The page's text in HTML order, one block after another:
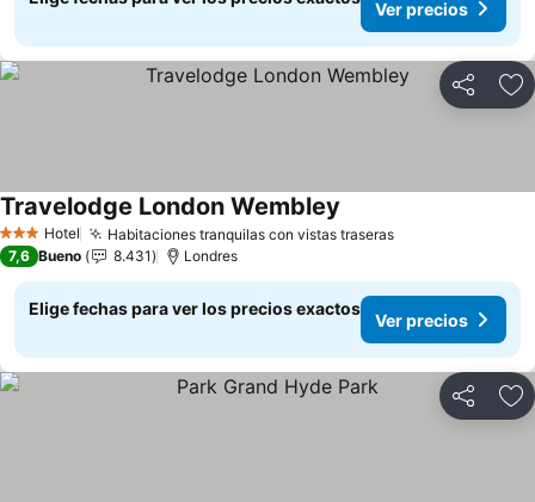
Ver precios
Compartir
3 Estrellas
Hotel Habitaciones tranquilas con vistas traseras
Travelodge London Wembley
7,6 Bueno 8.431 Londres
Elige fechas para ver los precios exactos
Ver precios
Compartir